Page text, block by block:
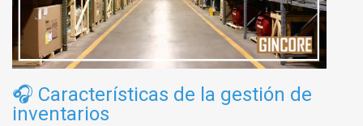
🎧 Características de la gestión de
inventarios